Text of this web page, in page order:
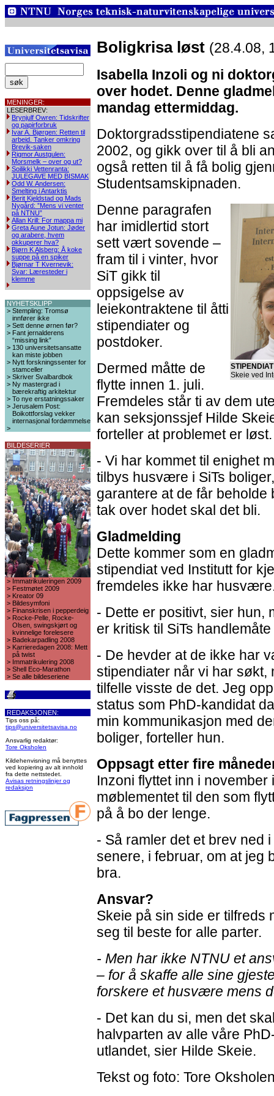
MENINGER:
LESERBREV:
Brynjulf Owren: Tidskrifter
og papirforbruk
Ivar A. Bjørgen: Retten til
arbeid. Tanker omkring
Brevik-saken
Rigmor Austgulen:
Morsmelk – over og ut?
Soilikki Vettenranta:
JULEGAVE MED BISMAK
Odd W. Andersen:
Smelting i Antarktis
Berit Kjeldstad og Mads
Nygård: ”Mens vi venter
på NTNU”
Allan Krill: For mappa mi
Greta Aune Jotun: Jøder
og arabere, hvem
okkuperer hva?
Bjørn K Alsberg: Å koke
suppe på en spiker
Bjørnar T Kvernevik:
Svar: Læresteder i
klemme
NYHETSKLIPP
> Stempling: Tromsø
innfører ikke
> Sett denne ørnen før?
> Fant jernalderens
“missing link”
> 130 universitetsansatte
kan miste jobben
> Nytt forskningssenter for
stamceller
> Skriver Svalbardbok
> Ny mastergrad i
bærekraftig arkitektur
> To nye erstatningssaker
> Jerusalem Post:
Boikottforslag vekker
internasjonal fordømmelse
>
BILDESERIER
> Immatrikuleringen 2009
> Festmøtet 2009
> Kreator 09
> Bildesymfoni
> Finanskrisen i pepperdeig
> Rocke-Pelle, Rocke-
Olsen, swingskjørt og
kvinnelige forelesere
> Badekarpadling 2008
> Karrieredagen 2008: Mett
på twist
> Immatrikulering 2008
> Shell Eco-Marathon
> Se alle bildeseriene
REDAKSJONEN:
Tips oss på:
tips@universitetsavisa.no
Ansvarlig redaktør:
Tore Oksholen
Kildehenvisning må benyttes
ved kopiering av alt innhold
fra dette nettstedet.
Avisas retningslinjer og
redaksjon
Boligkrisa løst (28.4.08,
Isabella Inzoli og ni
over hodet. Denne
mandag ettermiddag.
Doktorgradsstipendiatene
2002, og gikk over til å bli
også retten til å få bolig
Studentsamskipnaden.
STIPENDIAT
Skeie ved
Denne paragrafen
har imidlertid stort
sett vært sovende –
fram til i vinter, hvor
SiT gikk til
oppsigelse av
leiekontraktene til åtti
stipendiater og
postdoker.
Dermed måtte de
flytte innen 1. juli.
Fremdeles står ti av dem
kan seksjonssjef Hilde
forteller at problemet er løst.
- Vi har kommet til enighet
tilbys husvære i SiTs
garantere at de får
tak over hodet skal det bli.
Gladmelding
Dette kommer som en
stipendiat ved Institutt for
fremdeles ikke har
- Dette er positivt, sier hun,
er kritisk til SiTs
- De hevder at de ikke har
stipendiater når vi har søkt,
tilfelle visste de det. Jeg
status som PhD-kandidat
min kommunikasjon med
boliger, forteller hun.
Oppsagt etter fire
Inzoni flyttet inn i november
møblementet til den som
på å bo der lenge.
- Så ramler det et brev ned
senere, i februar, om at jeg
bra.
Ansvar?
Skeie på sin side er tilfreds
seg til beste for alle parter.
- Men har ikke NTNU et
– for å skaffe alle sine
forskere et husvære mens
- Det kan du si, men det
halvparten av alle våre
utlandet, sier Hilde Skeie.
Tekst og foto: Tore